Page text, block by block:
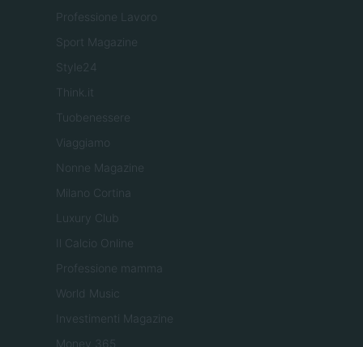
Professione Lavoro
Sport Magazine
Style24
Think.it
Tuobenessere
Viaggiamo
Nonne Magazine
Milano Cortina
Luxury Club
Il Calcio Online
Professione mamma
World Music
Investimenti Magazine
Money 365